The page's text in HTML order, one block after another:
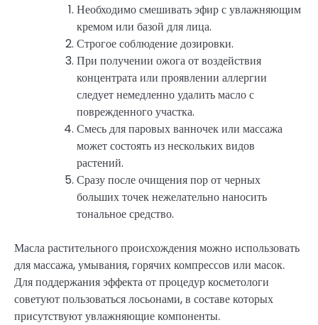
Необходимо смешивать эфир с увлажняющим
кремом или базой для лица.
Строгое соблюдение дозировки.
При получении ожога от воздействия
концентрата или проявлении аллергии
следует немедленно удалить масло с
поврежденного участка.
Смесь для паровых ванночек или массажа
может состоять из нескольких видов
растений.
Сразу после очищения пор от черных
больших точек нежелательно наносить
тональное средство.
Масла растительного происхождения можно использовать
для массажа, умывания, горячих компрессов или масок.
Для поддержания эффекта от процедур косметологи
советуют пользоваться лосьонами, в составе которых
присутствуют увлажняющие компоненты.